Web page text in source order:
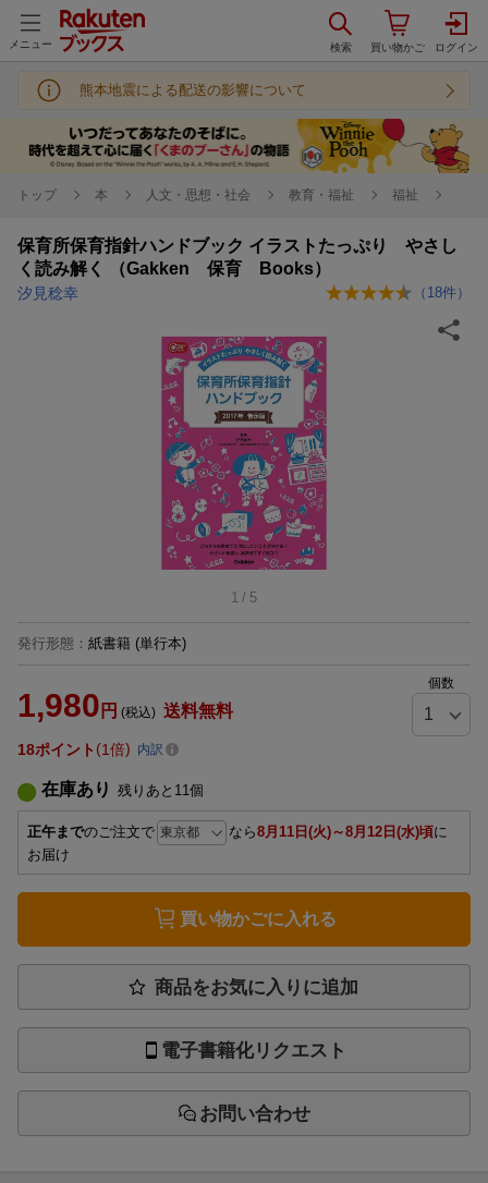
メニュー
熊本地震による配送の影響について
トップ 本 人文・思想・社会 教育・福祉 福祉
保育所保育指針ハンドブック イラストたっぷり やさし
く読み解く （Gakken 保育 Books）
汐見稔幸 （ 18件）
1 / 5
発行形態 ： 紙書籍 (単行本)
1,980 円 (税込) 送料無料
個数
18ポイント 1倍 内訳
在庫あり 残りあと 11個
正午までのご注文で なら8月11日(火)～8月12日(水)頃に
お届け
買い物かごに入れる
商品をお気に入りに追加
電子書籍化リクエスト
お問い合わせ